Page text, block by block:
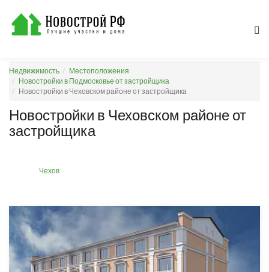
Недвижимость
Местоположения
Новостройки в Подмосковье от застройщика
Новостройки в Чеховском районе от застройщика
Новостройки в Чеховском районе от
застройщика
Чехов